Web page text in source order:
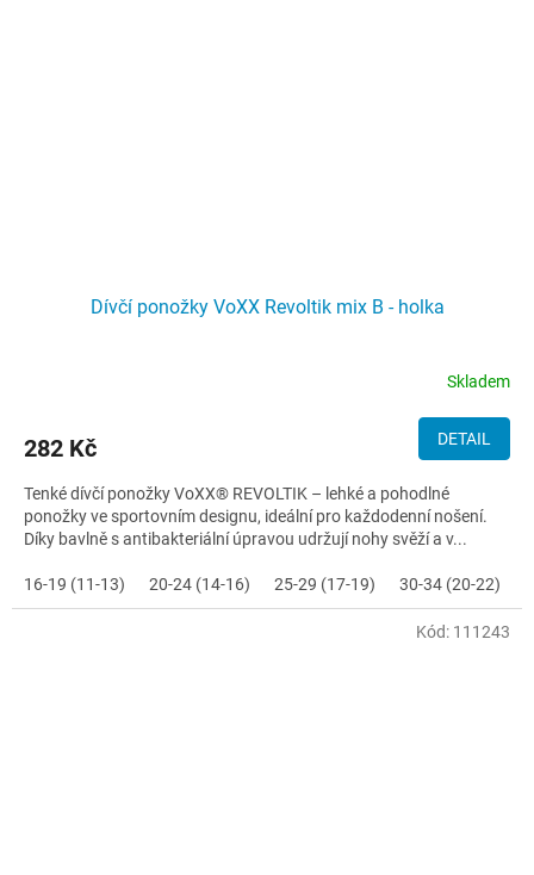
Dívčí ponožky VoXX Revoltik mix B - holka
Skladem
282 Kč DETAIL
Tenké dívčí ponožky VoXX® REVOLTIK – lehké a pohodlné
ponožky ve sportovním designu, ideální pro každodenní nošení.
Díky bavlně s antibakteriální úpravou udržují nohy svěží a v...
16-19 (11-13) 20-24 (14-16) 25-29 (17-19) 30-34 (20-22)
Kód: 111243